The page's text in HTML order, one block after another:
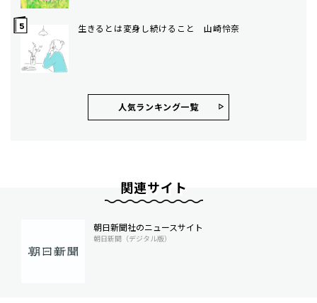
生きるとは変身し続けること 山崎怜奈
人気ランキング⼀覧
関連サイト
朝日新聞社のニュースサイト
朝日新聞（デジタル版）